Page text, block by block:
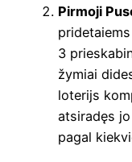
Pirmoji
3
žymiai
loterijs
atsiradęs
pagal